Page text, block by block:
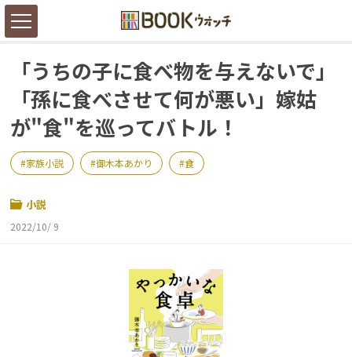
「うちの子に食べ物を与えないで」
「孫に食べさせて何が悪い」嫁姑
が"食"を巡ってバトル！
家族小説 御木本あかり 食
小説
2022/10/ 9